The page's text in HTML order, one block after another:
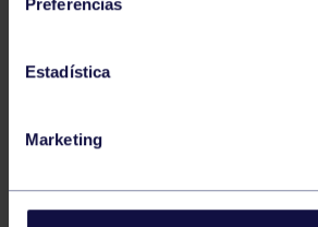
Estadística
Marketing
NOTICIAS